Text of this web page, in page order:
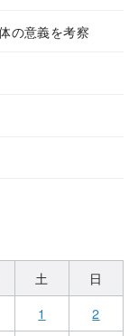
の意義を考察
土
日
1
2